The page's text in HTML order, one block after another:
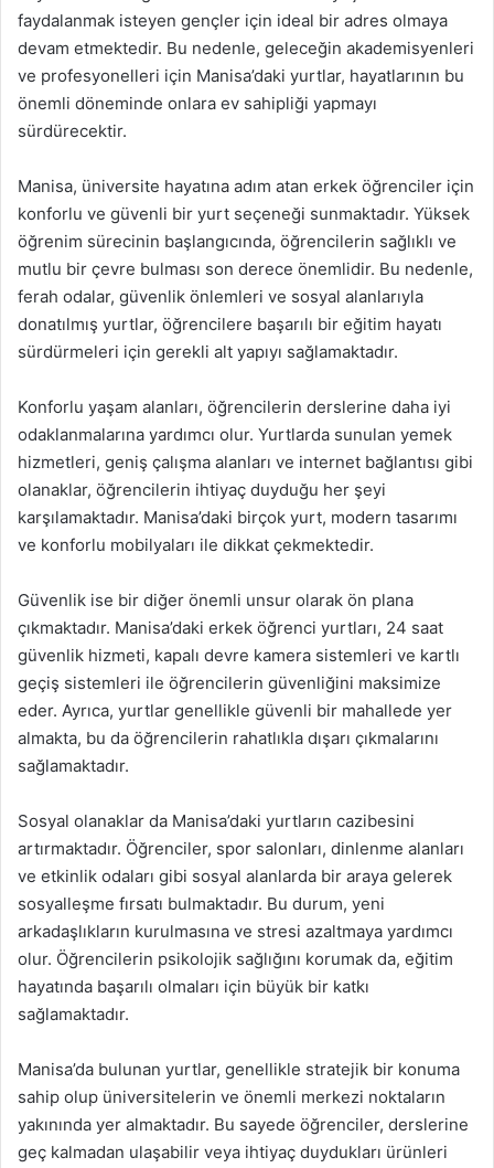
faydalanmak isteyen gençler için ideal bir adres olmaya
devam etmektedir. Bu nedenle, geleceğin akademisyenleri
ve profesyonelleri için Manisa’daki yurtlar, hayatlarının bu
önemli döneminde onlara ev sahipliği yapmayı
sürdürecektir.
Manisa, üniversite hayatına adım atan erkek öğrenciler için
konforlu ve güvenli bir yurt seçeneği sunmaktadır. Yüksek
öğrenim sürecinin başlangıcında, öğrencilerin sağlıklı ve
mutlu bir çevre bulması son derece önemlidir. Bu nedenle,
ferah odalar, güvenlik önlemleri ve sosyal alanlarıyla
donatılmış yurtlar, öğrencilere başarılı bir eğitim hayatı
sürdürmeleri için gerekli alt yapıyı sağlamaktadır.
Konforlu yaşam alanları, öğrencilerin derslerine daha iyi
odaklanmalarına yardımcı olur. Yurtlarda sunulan yemek
hizmetleri, geniş çalışma alanları ve internet bağlantısı gibi
olanaklar, öğrencilerin ihtiyaç duyduğu her şeyi
karşılamaktadır. Manisa’daki birçok yurt, modern tasarımı
ve konforlu mobilyaları ile dikkat çekmektedir.
Güvenlik ise bir diğer önemli unsur olarak ön plana
çıkmaktadır. Manisa’daki erkek öğrenci yurtları, 24 saat
güvenlik hizmeti, kapalı devre kamera sistemleri ve kartlı
geçiş sistemleri ile öğrencilerin güvenliğini maksimize
eder. Ayrıca, yurtlar genellikle güvenli bir mahallede yer
almakta, bu da öğrencilerin rahatlıkla dışarı çıkmalarını
sağlamaktadır.
Sosyal olanaklar da Manisa’daki yurtların cazibesini
artırmaktadır. Öğrenciler, spor salonları, dinlenme alanları
ve etkinlik odaları gibi sosyal alanlarda bir araya gelerek
sosyalleşme fırsatı bulmaktadır. Bu durum, yeni
arkadaşlıkların kurulmasına ve stresi azaltmaya yardımcı
olur. Öğrencilerin psikolojik sağlığını korumak da, eğitim
hayatında başarılı olmaları için büyük bir katkı
sağlamaktadır.
Manisa’da bulunan yurtlar, genellikle stratejik bir konuma
sahip olup üniversitelerin ve önemli merkezi noktaların
yakınında yer almaktadır. Bu sayede öğrenciler, derslerine
geç kalmadan ulaşabilir veya ihtiyaç duydukları ürünleri